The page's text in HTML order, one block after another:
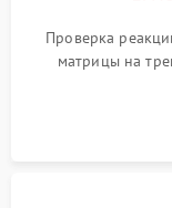
Проверка
матрицы на
подсветки и
источников